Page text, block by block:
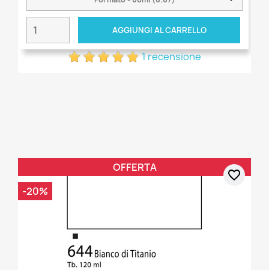
AGGIUNGI AL CARRELLO
1 recensione
OFFERTA
-20%
favorite_border